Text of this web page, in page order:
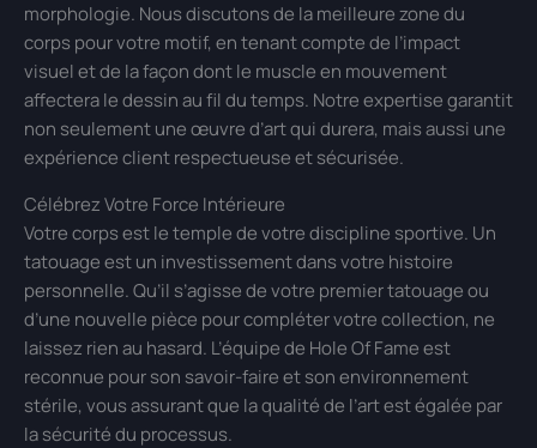
morphologie. Nous discutons de la meilleure zone du
corps pour votre motif, en tenant compte de l’impact
visuel et de la façon dont le muscle en mouvement
affectera le dessin au fil du temps. Notre expertise garantit
non seulement une œuvre d’art qui durera, mais aussi une
expérience client respectueuse et sécurisée.
Célébrez Votre Force Intérieure
Votre corps est le temple de votre discipline sportive. Un
tatouage est un investissement dans votre histoire
personnelle. Qu’il s’agisse de votre premier tatouage ou
d’une nouvelle pièce pour compléter votre collection, ne
laissez rien au hasard. L’équipe de Hole Of Fame est
reconnue pour son savoir-faire et son environnement
stérile, vous assurant que la qualité de l’art est égalée par
la sécurité du processus.